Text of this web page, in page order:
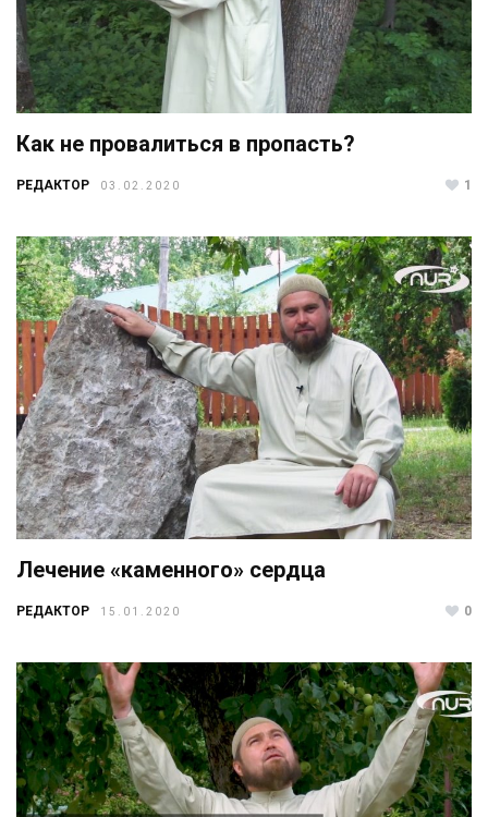
Как не провалиться в пропасть?
РЕДАКТОР 03.02.2020 1
Лечение «каменного» сердца
РЕДАКТОР 15.01.2020 0